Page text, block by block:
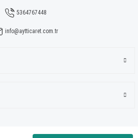
5364767448
info@aytticaret.com.tr